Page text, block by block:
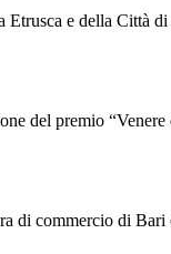
e della Città
premio
di commercio di